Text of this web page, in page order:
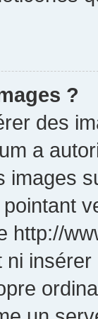
?
des
a
images
http://